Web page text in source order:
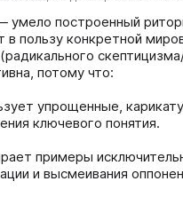
умело построенный
в пользу конкретной
потому что:
упрощенные,
ключевого понятия.
примеры
и высмеивания